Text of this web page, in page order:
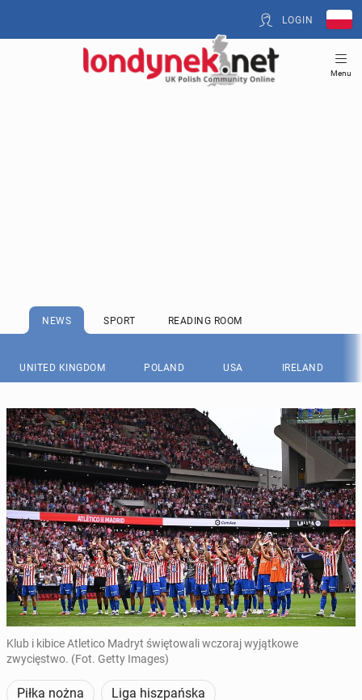
LOGIN
Menu
NEWS SPORT READING ROOM
UNITED KINGDOM POLAND USA IRELAND
Klub i kibice Atletico Madryt świętowali wczoraj wyjątkowe
zwycięstwo. (Fot. Getty Images)
Piłka nożna Liga hiszpańska